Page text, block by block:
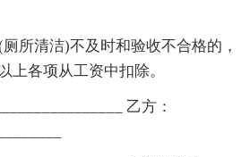
所清洁)不及时和验收不合格的，
上各项从工资中扣除。
乙方：